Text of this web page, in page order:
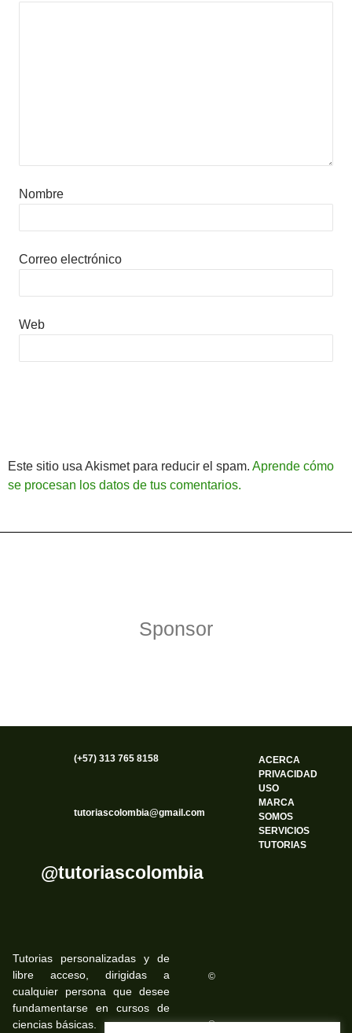
Nombre
Correo electrónico
Web
Este sitio usa Akismet para reducir el spam. Aprende cómo
se procesan los datos de tus comentarios.
Sponsor
(+57) 313 765 8158
tutoriascolombia@gmail.com
@tutoriascolombia
ACERCA
PRIVACIDAD
USO
MARCA
SOMOS
SERVICIOS
TUTORIAS
Tutorias personalizadas y de
libre acceso, dirigidas a
cualquier persona que desee
fundamentarse en cursos de
ciencias básicas.
©
©